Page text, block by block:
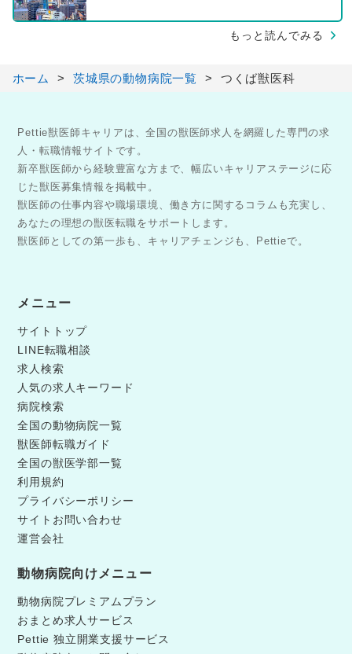
もっと読んでみる
ホーム 茨城県の動物病院一覧 つくば獣医科
Pettie獣医師キャリアは、全国の獣医師求人を網羅した専門の求
人・転職情報サイトです。
新卒獣医師から経験豊富な方まで、幅広いキャリアステージに応
じた獣医募集情報を掲載中。
獣医師の仕事内容や職場環境、働き方に関するコラムも充実し、
あなたの理想の獣医転職をサポートします。
獣医師としての第一歩も、キャリアチェンジも、Pettieで。
メニュー
サイトトップ
LINE転職相談
求人検索
人気の求人キーワード
病院検索
全国の動物病院一覧
獣医師転職ガイド
全国の獣医学部一覧
利用規約
プライバシーポリシー
サイトお問い合わせ
運営会社
動物病院向けメニュー
動物病院プレミアムプラン
おまとめ求人サービス
Pettie 独立開業支援サービス